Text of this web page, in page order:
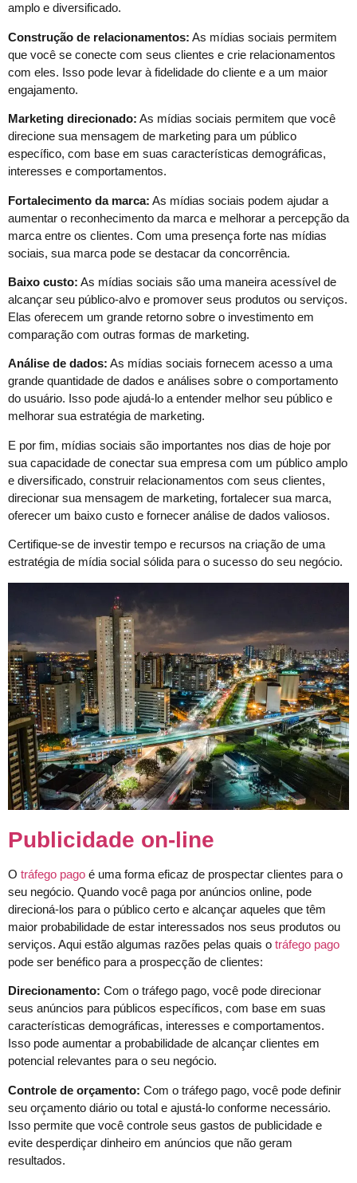
amplo e diversificado.
Construção de relacionamentos: As mídias sociais permitem
que você se conecte com seus clientes e crie relacionamentos
com eles. Isso pode levar à fidelidade do cliente e a um maior
engajamento.
Marketing direcionado: As mídias sociais permitem que você
direcione sua mensagem de marketing para um público
específico, com base em suas características demográficas,
interesses e comportamentos.
Fortalecimento da marca: As mídias sociais podem ajudar a
aumentar o reconhecimento da marca e melhorar a percepção da
marca entre os clientes. Com uma presença forte nas mídias
sociais, sua marca pode se destacar da concorrência.
Baixo custo: As mídias sociais são uma maneira acessível de
alcançar seu público-alvo e promover seus produtos ou serviços.
Elas oferecem um grande retorno sobre o investimento em
comparação com outras formas de marketing.
Análise de dados: As mídias sociais fornecem acesso a uma
grande quantidade de dados e análises sobre o comportamento
do usuário. Isso pode ajudá-lo a entender melhor seu público e
melhorar sua estratégia de marketing.
E por fim, mídias sociais são importantes nos dias de hoje por
sua capacidade de conectar sua empresa com um público amplo
e diversificado, construir relacionamentos com seus clientes,
direcionar sua mensagem de marketing, fortalecer sua marca,
oferecer um baixo custo e fornecer análise de dados valiosos.
Certifique-se de investir tempo e recursos na criação de uma
estratégia de mídia social sólida para o sucesso do seu negócio.
Publicidade on-line
O tráfego pago é uma forma eficaz de prospectar clientes para o
seu negócio. Quando você paga por anúncios online, pode
direcioná-los para o público certo e alcançar aqueles que têm
maior probabilidade de estar interessados ​​nos seus produtos ou
serviços. Aqui estão algumas razões pelas quais o tráfego pago
pode ser benéfico para a prospecção de clientes:
Direcionamento: Com o tráfego pago, você pode direcionar
seus anúncios para públicos específicos, com base em suas
características demográficas, interesses e comportamentos.
Isso pode aumentar a probabilidade de alcançar clientes em
potencial relevantes para o seu negócio.
Controle de orçamento: Com o tráfego pago, você pode definir
seu orçamento diário ou total e ajustá-lo conforme necessário.
Isso permite que você controle seus gastos de publicidade e
evite desperdiçar dinheiro em anúncios que não geram
resultados.